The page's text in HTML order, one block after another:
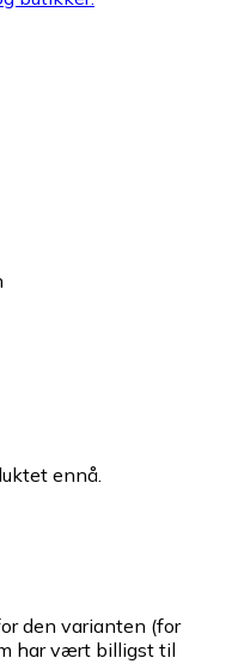
ennå.
den varianten (for
har vært billigst til